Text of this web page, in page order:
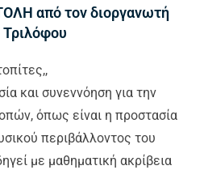
από τον διοργανωτή
Τριλόφου
και συνεννόηση για την
όπως είναι η προστασία
περιβάλλοντος του
με μαθηματική ακρίβεια